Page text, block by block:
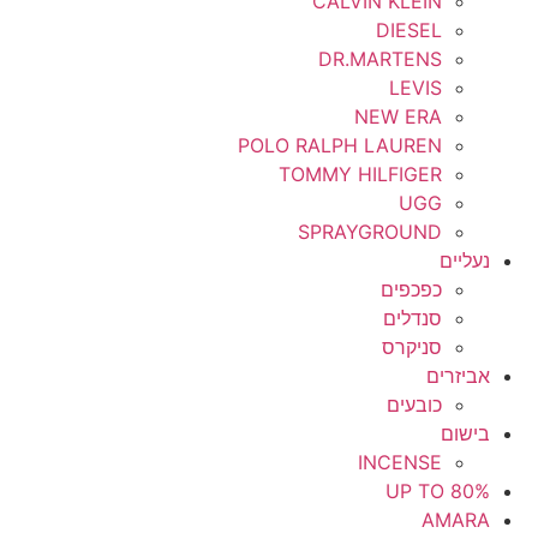
DIESEL
DR.MARTENS
LEVIS
NEW ERA
POLO RALPH LAUREN
TOMMY HILFIGER
UGG
SPRAYGROUND
נעליים
כפכפים
סנדלים
סניקרס
אביזרים
כובעים
בישום
INCENSE
UP TO 80%
AMARA